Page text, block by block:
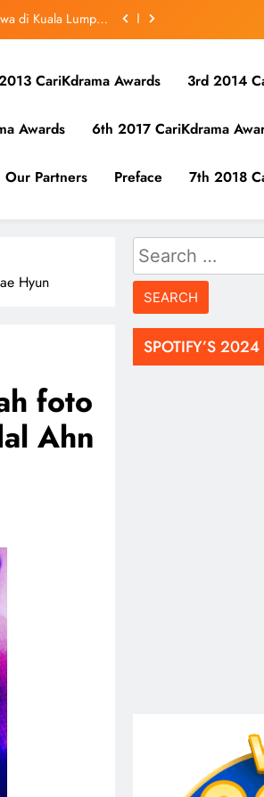
Empat Negara Asia
di Kuala Lumpur
Negara Asia
CariKdrama Awards 3rd 2014
Awards 6th 2017 CariKdrama
Our Partners Preface 7th 2018
Hyun
foto
Ahn
Search
for:
SPOTIFY’S